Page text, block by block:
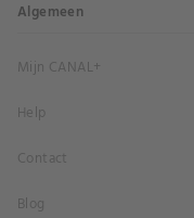
Algemeen
Mijn CANAL+
Help
Contact
Blog